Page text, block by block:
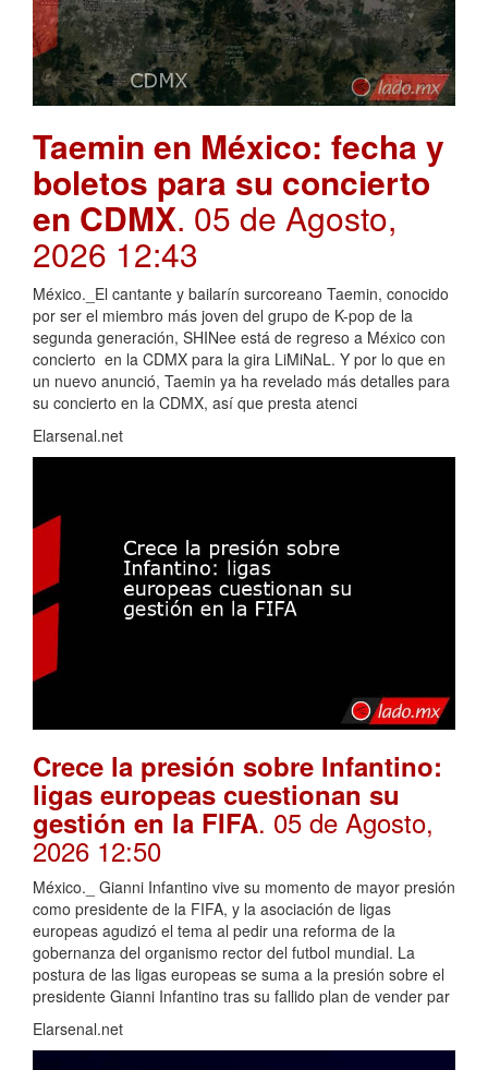
Taemin en México: fecha y
boletos para su concierto
en CDMX. 05 de Agosto,
2026 12:43
México._El cantante y bailarín surcoreano Taemin, conocido
por ser el miembro más joven del grupo de K-pop de la
segunda generación, SHINee está de regreso a México con
concierto en la CDMX para la gira LiMiNaL. Y por lo que en
un nuevo anunció, Taemin ya ha revelado más detalles para
su concierto en la CDMX, así que presta atenci
Elarsenal.net
Crece la presión sobre Infantino:
ligas europeas cuestionan su
gestión en la FIFA. 05 de Agosto,
2026 12:50
México._ Gianni Infantino vive su momento de mayor presión
como presidente de la FIFA, y la asociación de ligas
europeas agudizó el tema al pedir una reforma de la
gobernanza del organismo rector del futbol mundial. La
postura de las ligas europeas se suma a la presión sobre el
presidente Gianni Infantino tras su fallido plan de vender par
Elarsenal.net